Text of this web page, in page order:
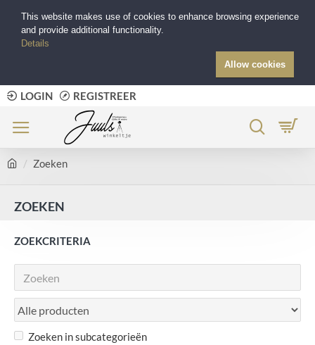
LOGIN REGISTREER
Zoeken
ZOEKEN
ZOEKCRITERIA
Zoeken in subcategorieën
This website makes use of cookies to enhance browsing experience
and provide additional functionality.
Details
Allow cookies